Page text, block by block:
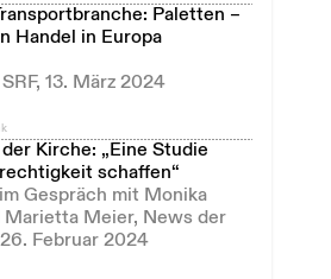
Paletten –
Handel in Europa
13. März 2024
Kirche: „Eine Studie
schaffen“
Gespräch mit Monika
Marietta Meier, News der
Februar 2024